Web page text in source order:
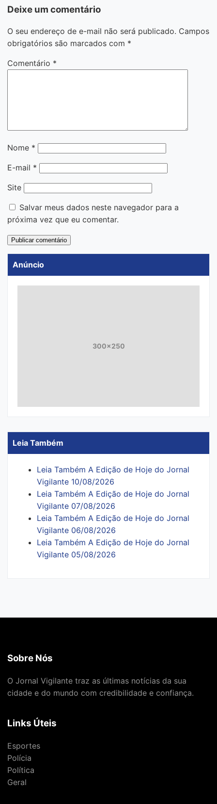
Deixe um comentário
O seu endereço de e-mail não será publicado. Campos
obrigatórios são marcados com *
Comentário *
Nome *
E-mail *
Site
Salvar meus dados neste navegador para a
próxima vez que eu comentar.
Anúncio
300x250
Leia Também
Leia Também A Edição de Hoje do Jornal
Vigilante 10/08/2026
Leia Também A Edição de Hoje do Jornal
Vigilante 07/08/2026
Leia Também A Edição de Hoje do Jornal
Vigilante 06/08/2026
Leia Também A Edição de Hoje do Jornal
Vigilante 05/08/2026
Sobre Nós
O Jornal Vigilante traz as últimas notícias da sua
cidade e do mundo com credibilidade e confiança.
Links Úteis
Esportes
Polícia
Política
Geral